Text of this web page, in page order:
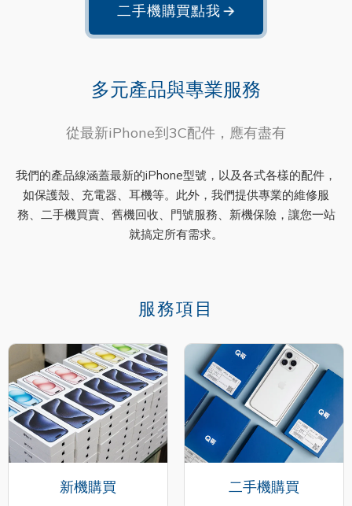
二手機購買點我→
多元產品與專業服務
從最新iPhone到3C配件，應有盡有
我們的產品線涵蓋最新的iPhone型號，以及各式各樣的配件，
如保護殼、充電器、耳機等。此外，我們提供專業的維修服
務、二手機買賣、舊機回收、門號服務、新機保險，讓您一站
就搞定所有需求。
服務項目
新機購買 二手機購買